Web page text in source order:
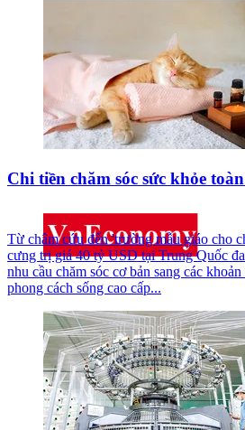
Chi tiền chăm sóc sức khỏe
Từ châm cứu đến 'trường mẫu giáo cho
cưng trị giá 40 tỷ USD tại Trung Quốc
nhu cầu chăm sóc cơ bản sang các
phong cách sống cao cấp...